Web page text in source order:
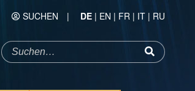
SUCHEN | DE| EN | FR| IT| RU